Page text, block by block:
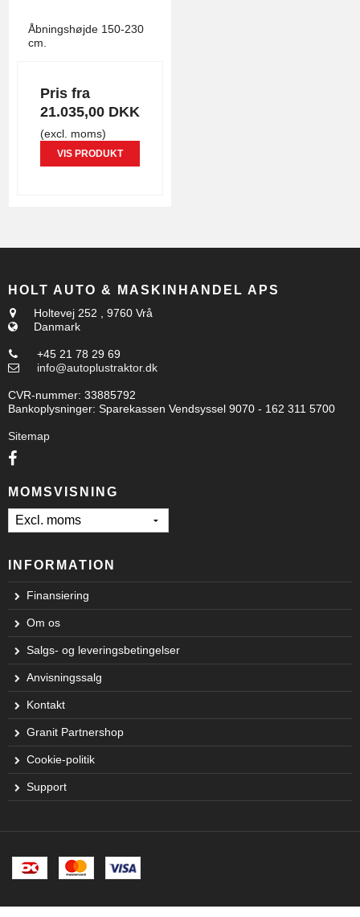
Åbningshøjde 150-230
cm.
Pris fra
21.035,00 DKK
(excl. moms)
VIS PRODUKT
HOLT AUTO & MASKINHANDEL APS
Holtevej 252
9760 Vrå
Danmark
+45 21 78 29 69
info@autoplustraktor.dk
CVR-nummer: 33885792
Bankoplysninger: Sparekassen Vendsyssel 9070 - 162 311 5700
Sitemap
MOMSVISNING
INFORMATION
Finansiering
Om os
Salgs- og leveringsbetingelser
Anvisningssalg
Kontakt
Granit Partnershop
Cookie-politik
Support